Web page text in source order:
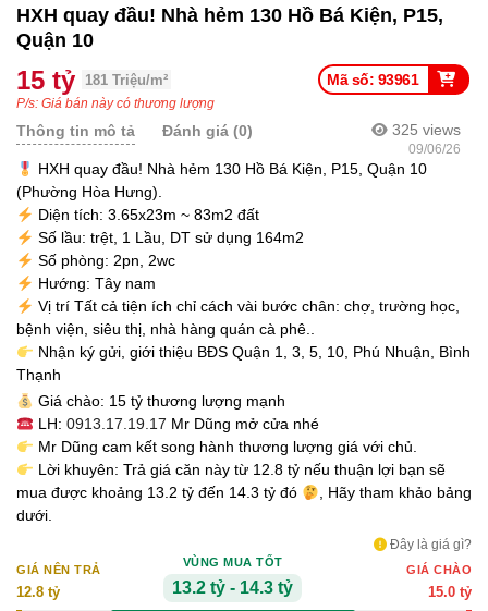
HXH quay đầu! Nhà hẻm 130 Hồ Bá Kiện, P15,
Quận 10
Mã số: 93961
15 tỷ 181 Triệu/m²
P/s: Giá bán này có thương lượng
325 views
09/06/26
Thông tin mô tả Đánh giá (0)
HXH quay đầu! Nhà hẻm 130 Hồ Bá Kiện, P15, Quận 10
(Phường Hòa Hưng).
Diện tích: 3.65x23m ~ 83m2 đất
Số lầu: trệt, 1 Lầu, DT sử dụng 164m2
Số phòng: 2pn, 2wc
Hướng: Tây nam
Vị trí Tất cả tiện ích chỉ cách vài bước chân: chợ, trường học,
bệnh viện, siêu thị, nhà hàng quán cà phê..
Nhận ký gửi, giới thiệu BĐS Quận 1, 3, 5, 10, Phú Nhuận, Bình
Thạnh
Giá chào: 15 tỷ thương lượng mạnh
LH: 0913.17.19.17 Mr Dũng mở cửa nhé
Mr Dũng cam kết song hành thương lượng giá với chủ.
Lời khuyên: Trả giá căn này từ 12.8 tỷ nếu thuận lợi bạn sẽ
mua được khoảng 13.2 tỷ đến 14.3 tỷ đó
, Hãy tham khảo bảng
dưới.
Đây là giá gì?
GIÁ NÊN TRẢ
12.8 tỷ
VÙNG MUA TỐT
13.2 tỷ - 14.3 tỷ
GIÁ CHÀO
15.0 tỷ